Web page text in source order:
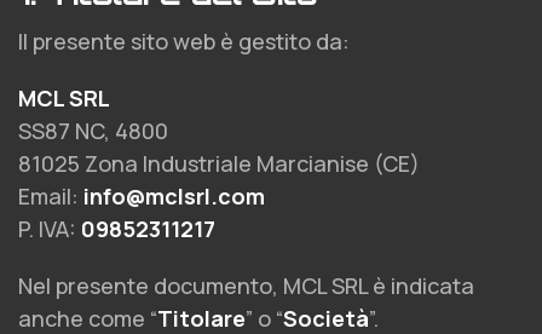
Il presente sito web è gestito da:
MCL SRL
SS87 NC, 4800
81025 Zona Industriale Marcianise (CE)
Email: info@mclsrl.com
P. IVA: 09852311217
Nel presente documento, MCL SRL è indicata
anche come “Titolare” o “Società”.